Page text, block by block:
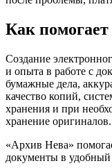
Как
Создание
и опыта в работе с
бумажные дела,
качество копий,
хранения и при
хранение оригиналов.
«Архив Нева»
документы в